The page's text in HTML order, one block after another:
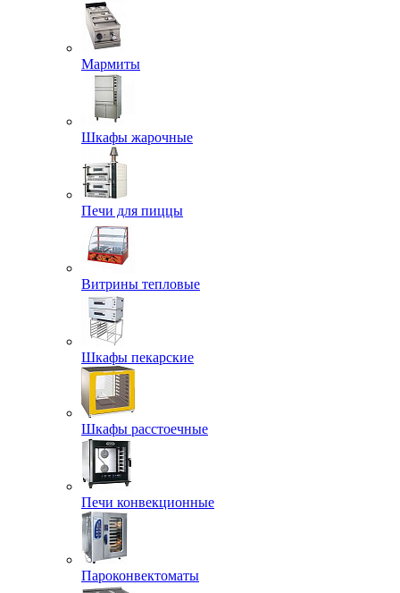
Мармиты
Шкафы жарочные
Печи для пиццы
Витрины тепловые
Шкафы пекарские
Шкафы расстоечные
Печи конвекционные
Пароконвектоматы